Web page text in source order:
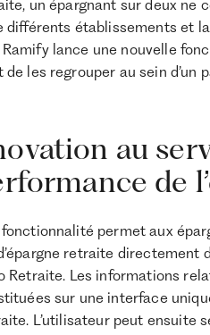
un épargnant sur deux ne
différents établissements et
lance une nouvelle
de les regrouper au sein
au
de
permet aux
retraite directement
Retraite. Les informations
sur une interface
L’utilisateur peut ensuite